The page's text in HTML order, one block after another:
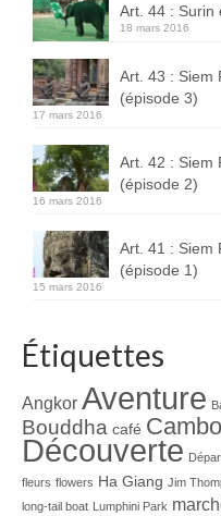
Art. 44 : Surin
18 mars 2016
Art. 43 : Siem
(épisode 3)
17 mars 2016
Art. 42 : Siem
(épisode 2)
16 mars 2016
Art. 41 : Siem
(épisode 1)
15 mars 2016
Étiquettes
Angkor Aventure
Bouddha café
Découverte
fleurs flowers Ha Giang Jim
long-tail boat Lumphini Park